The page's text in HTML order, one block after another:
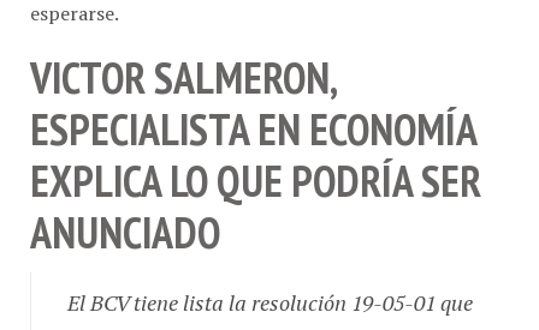
VICTOR SALMERON,
ESPECIALISTA EN ECONOMÍA
EXPLICA LO QUE PODRÍA SER
ANUNCIADO
debería aparecer en la Gaceta Oficial 446.179